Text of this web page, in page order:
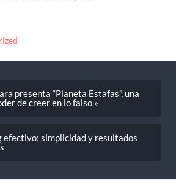
presenta “Planeta Estafas”, una
de creer en lo falso »
efectivo: simplicidad y resultados